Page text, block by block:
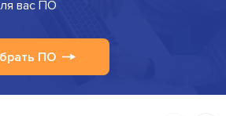
вас ПО
ПО